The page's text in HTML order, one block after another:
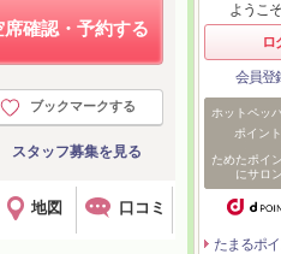
席確認・予約する
ブックマークする
スタッフ募集を見る
地図 口コミ
ようこ
ロ
会員登
ホットペッ
ポイン
ためたポイ
にサロ
たまるポ